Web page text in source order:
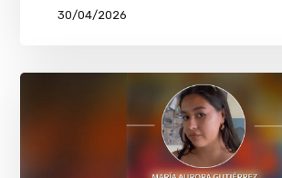
30/04/2026